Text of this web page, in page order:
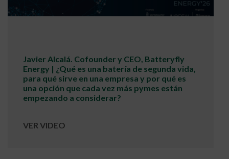
Javier Alcalá. Cofounder y CEO, Batteryfly
Energy | ¿Qué es una batería de segunda vida,
para qué sirve en una empresa y por qué es
una opción que cada vez más pymes están
empezando a considerar?
VER VIDEO